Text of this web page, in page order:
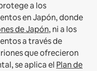
a los
en Japón, donde
de Japón, ni a los
a través de
que ofrecieron
se aplica el Plan de